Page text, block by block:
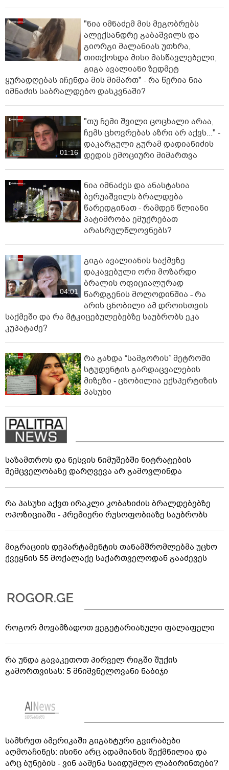
"ნია იმნაძემ მის მეგობრებს
ალექსანდრე გაბაშვილს და
გიორგი მალანიას უთხრა,
თითქოსდა მისი მასწავლებელი,
გიგა ავალიანი ზედმეტ
ყურადღებას იჩენდა მის მიმართ" - რა წერია ნია
იმნაძის საბრალდებო დასკვნაში?
01:16
"თუ ჩემი შვილი ცოცხალი არაა,
ჩემს ცხოვრებას აზრი არ აქვს..." -
დაკარგული გურამ დადიანიძის
დედის ემოციური მიმართვა
ნია იმნაძეს და ანასტასია
ბერუაშვილს ბრალდება
წარედგინათ - რამდენ წლიანი
პატიმრობა ემუქრებათ
არასრულწლოვნებს?
04:01
გიგა ავალიანის საქმეზე
დაკავებული ორი მოზარდი
ბრალის ოფიციალურად
წარდგენის მოლოდინშია - რა
არის ცნობილი ამ დროისთვის
საქმეში და რა მტკიცებულებებზე საუბრობს ეკა
კუპატაძე?
რა გახდა “სამგორის” მეტროში
სტუდენტის გარდაცვალების
მიზეზი - ცნობილია ექსპერტიზის
პასუხი
საზამთროს და ნესვის ნიმუშებში ნიტრატების
შემცველობაზე დარღვევა არ გამოვლინდა
რა პასუხი აქვთ ირაკლი კობახიძის ბრალდებებზე
ოპოზიციაში - პრემიერი რუსოფობიაზე საუბრობს
მიგრაციის დეპარტამენტის თანამშრომლებმა უცხო
ქვეყნის 55 მოქალაქე საქართველოდან გააძევეს
როგორ მოვამზადოთ ვეგეტარიანული ფალაფელი
რა უნდა გავაკეთოთ პირველ რიგში შუქის
გამორთვისას: 5 მნიშვნელოვანი ნაბიჯი
სამხრეთ ამერიკაში გიგანტური გვირაბები
აღმოაჩინეს: ისინი არც ადამიანის შექმნილია და
არც ბუნების - ვინ ააშენა საიდუმლო ლაბირინთები?